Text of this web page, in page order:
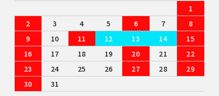
1
2
3 4 5 6 7
8
9
10 11 12 13 14
15
16
17 18 19 20 21
22
23
24 25 26 27 28
29
30
31